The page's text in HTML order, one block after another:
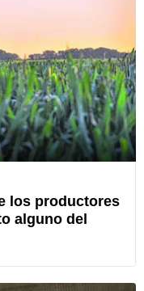
los productores
alguno del